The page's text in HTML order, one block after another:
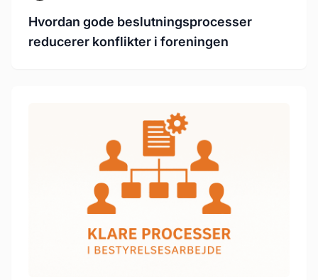
Hvordan gode beslutningsprocesser
reducerer konflikter i foreningen